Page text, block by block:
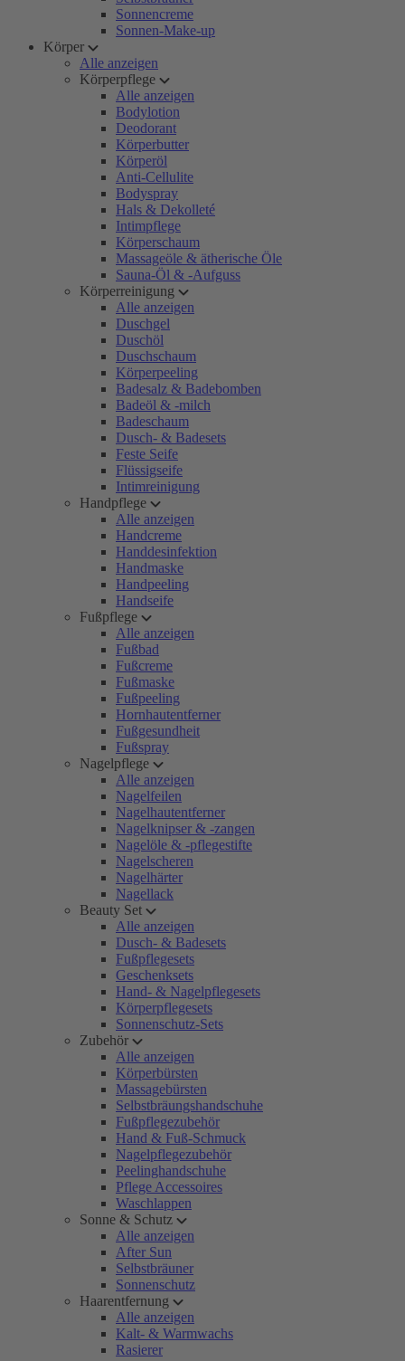
Sonnencreme
Sonnen-Make-up
Körper
Alle anzeigen
Körperpflege
Alle anzeigen
Bodylotion
Deodorant
Körperbutter
Körperöl
Anti-Cellulite
Bodyspray
Hals & Dekolleté
Intimpflege
Körperschaum
Massageöle & ätherische Öle
Sauna-Öl & -Aufguss
Körperreinigung
Alle anzeigen
Duschgel
Duschöl
Duschschaum
Körperpeeling
Badesalz & Badebomben
Badeöl & -milch
Badeschaum
Dusch- & Badesets
Feste Seife
Flüssigseife
Intimreinigung
Handpflege
Alle anzeigen
Handcreme
Handdesinfektion
Handmaske
Handpeeling
Handseife
Fußpflege
Alle anzeigen
Fußbad
Fußcreme
Fußmaske
Fußpeeling
Hornhautentferner
Fußgesundheit
Fußspray
Nagelpflege
Alle anzeigen
Nagelfeilen
Nagelhautentferner
Nagelknipser & -zangen
Nagelöle & -pflegestifte
Nagelscheren
Nagelhärter
Nagellack
Beauty Set
Alle anzeigen
Dusch- & Badesets
Fußpflegesets
Geschenksets
Hand- & Nagelpflegesets
Körperpflegesets
Sonnenschutz-Sets
Zubehör
Alle anzeigen
Körperbürsten
Massagebürsten
Selbstbräungshandschuhe
Fußpflegezubehör
Hand & Fuß-Schmuck
Nagelpflegezubehör
Peelinghandschuhe
Pflege Accessoires
Waschlappen
Sonne & Schutz
Alle anzeigen
After Sun
Selbstbräuner
Sonnenschutz
Haarentfernung
Alle anzeigen
Kalt- & Warmwachs
Rasierer